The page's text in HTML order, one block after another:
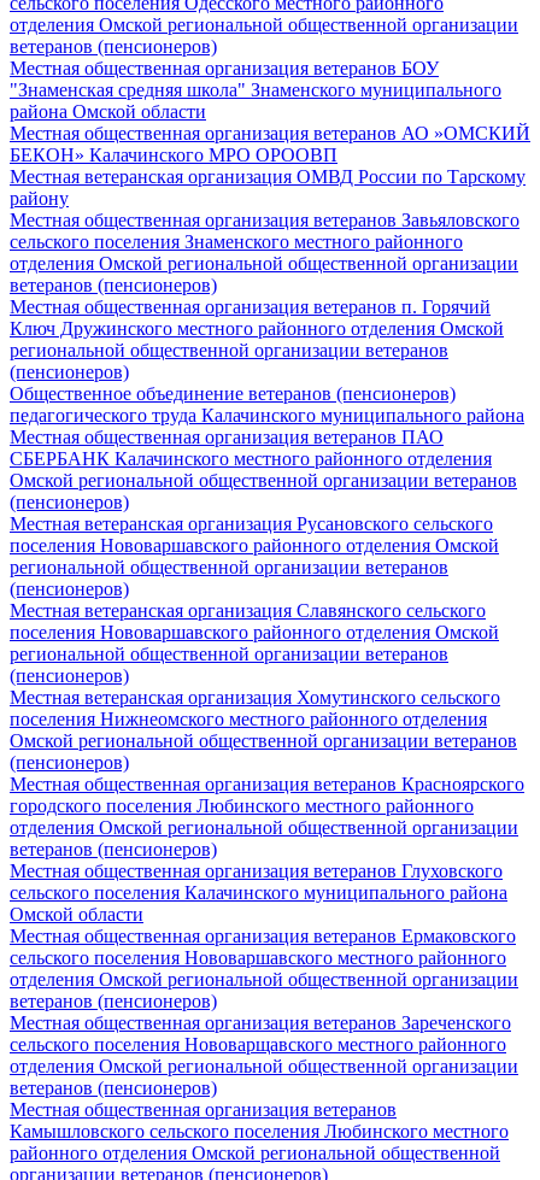
отделения Омской региональной общественной организации
ветеранов (пенсионеров)
Местная общественная организация ветеранов БОУ
"Знаменская средняя школа" Знаменского муниципального
района Омской области
Местная общественная организация ветеранов АО »ОМСКИЙ
БЕКОН» Калачинского МРО ОРООВП
Местная ветеранская организация ОМВД России по Тарскому
району
Местная общественная организация ветеранов Завьяловского
сельского поселения Знаменского местного районного
отделения Омской региональной общественной организации
ветеранов (пенсионеров)
Местная общественная организация ветеранов п. Горячий
Ключ Дружинского местного районного отделения Омской
региональной общественной организации ветеранов
(пенсионеров)
Общественное объединение ветеранов (пенсионеров)
педагогического труда Калачинского муниципального района
Местная общественная организация ветеранов ПАО
СБЕРБАНК Калачинского местного районного отделения
Омской региональной общественной организации ветеранов
(пенсионеров)
Местная ветеранская организация Русановского сельского
поселения Нововаршавского районного отделения Омской
региональной общественной организации ветеранов
(пенсионеров)
Местная ветеранская организация Славянского сельского
поселения Нововаршавского районного отделения Омской
региональной общественной организации ветеранов
(пенсионеров)
Местная ветеранская организация Хомутинского сельского
поселения Нижнеомского местного районного отделения
Омской региональной общественной организации ветеранов
(пенсионеров)
Местная общественная организация ветеранов Красноярского
городского поселения Любинского местного районного
отделения Омской региональной общественной организации
ветеранов (пенсионеров)
Местная общественная организация ветеранов Глуховского
сельского поселения Калачинского муниципального района
Омской области
Местная общественная организация ветеранов Ермаковского
сельского поселения Нововаршавского местного районного
отделения Омской региональной общественной организации
ветеранов (пенсионеров)
Местная общественная организация ветеранов Зареченского
сельского поселения Нововарщавского местного районного
отделения Омской региональной общественной организации
ветеранов (пенсионеров)
Местная общественная организация ветеранов
Камышловского сельского поселения Любинского местного
районного отделения Омской региональной общественной
организации ветеранов (пенсионеров)